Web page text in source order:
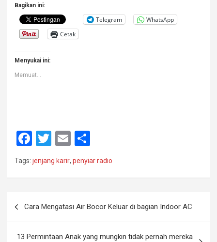
Bagikan ini:
Telegram
WhatsApp
Cetak
Menyukai ini:
Memuat...
F
a
ce
o
k
T
wi
tt
E
ail ar
Tags: jenjang karir, penyiar radio
Cara Mengatasi Air Bocor Keluar di bagian Indoor AC
13 Permintaan Anak yang mungkin tidak pernah mereka